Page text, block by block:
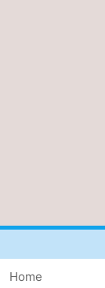
Home